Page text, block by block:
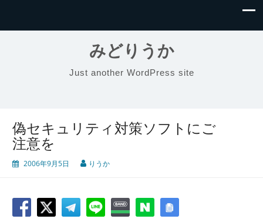
みどりうか
Just another WordPress site
偽セキュリティ対策ソフトにご
注意を
2006年9月5日 りうか